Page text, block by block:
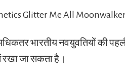
भारतीय नवयुवतियों की
रखा जा सकता है।